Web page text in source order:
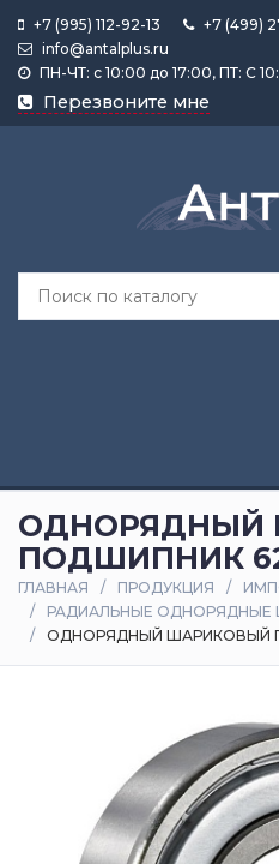
+7 (995) 112-92-13
+7 (499)
info@antalplus.ru
ПН-ЧТ: с 10:00 до 17:00, ПТ: С
Перезвоните мне
Каталог
продукции
Лента
и
статьи
Оплата
доставка
ОДНОРЯДНЫЙ
ПОДШИПНИК
ГЛАВНАЯ ПРОДУКЦИЯ
РАДИАЛЬНЫЕ
ОДНОРЯДНЫЙ ШАРИКОВЫЙ